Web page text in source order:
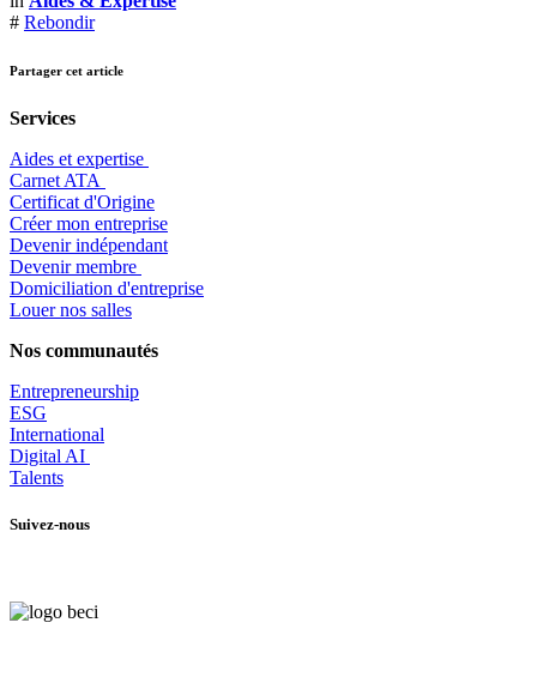
# Rebondir
Partager cet article
Services
Aides et expertise
​Carnet ATA
Certificat d'Origine
Créer mon entreprise
Devenir indépendant
Devenir membre
​Domiciliation d'entreprise
Louer nos salles
Nos communautés
Entrepreneurship
ESG
International
Digital AI
Talents
Suivez-nous